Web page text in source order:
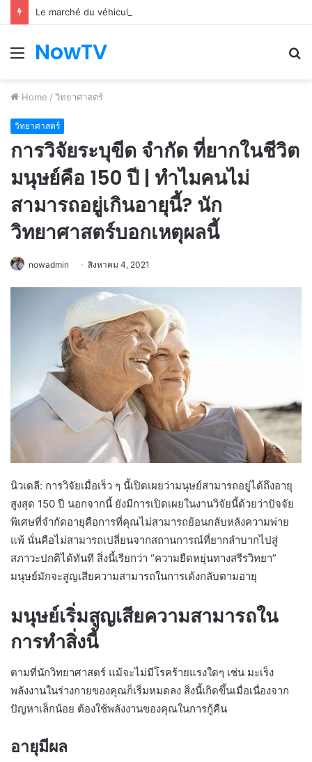
Le marché du véhicule d’occasion en plein essor
Menu
NowTV
Home / วิทยาศาสตร์
วิทยาศาสตร์
การวิจัยระบุขีด จำกัด ที่ยากในชีวิต
มนุษย์คือ 150 ปี | ทำไมคนไม่
สามารถอยู่เกินอายุนี้? นัก
วิทยาศาสตร์บอกเหตุผลนี้
nowadmin สิงหาคม 4, 2021
นิวเดลี: การวิจัยเมื่อเร็ว ๆ นี้เปิดเผยว่ามนุษย์สามารถอยู่ได้ถึงอายุ
สูงสุด 150 ปี นอกจากนี้ ยังมีการเปิดเผยในงานวิจัยนี้ด้วยว่าปัจจัย
พิเศษที่จำกัดอายุคือการที่คุณไม่สามารถย้อนกลับหลังความพ่าย
แพ้ นั่นคือไม่สามารถเปลี่ยนจากสถานการณ์ที่ยากลำบากไปสู่
สภาวะปกติได้ทันที สิ่งนี้เรียกว่า “ความยืดหยุ่นทางสรีรวิทยา”
มนุษย์มักจะสูญเสียความสามารถในการเด้งกลับตามอายุ
มนุษย์เริ่มสูญเสียความสามารถใน
การทำสิ่งนี้
ตามที่นักวิทยาศาสตร์ แม้จะไม่มีโรคร้ายแรงใดๆ เช่น มะเร็ง
พลังงานในร่างกายของคุณก็เริ่มหมดลง สิ่งนี้เกิดขึ้นเมื่อเนื่องจาก
ปัญหาเล็กน้อย ต้องใช้พลังงานของคุณในการกู้คืน
อายุมีผล